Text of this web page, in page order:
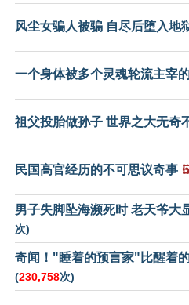
风尘女骗人被骗 自尽后堕入地
一个身体被多个灵魂轮流主宰
祖父投胎做孙子 世界之大无奇
民国高官经历的不可思议奇事
男子失脚坠海濒死时 老天爷大
次)
奇闻！"睡着的预言家"比醒着
(230,758次)